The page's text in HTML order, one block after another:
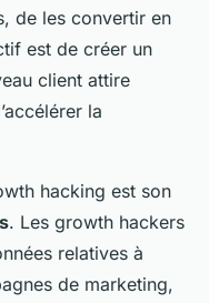
de les convertir en
est de créer un
client attire
la
hacking est son
. Les growth hackers
relatives à
de marketing,